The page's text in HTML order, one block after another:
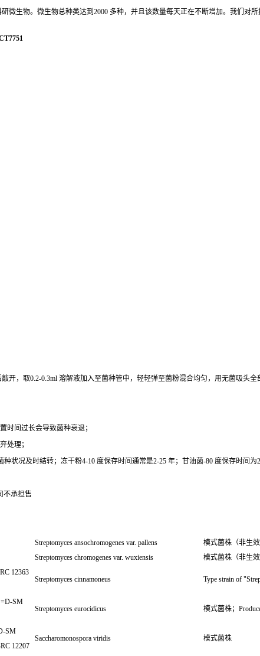
微生物。微生物总种类达到2000 多种，并且该数量每天正在不断增加。我们对所
开，取0.2-0.3ml 溶解液加入至菌种管中，轻轻弹至菌粉混合均匀，用无菌吸头
时间过长会导致菌种衰退；
处理；
状况及时结转；冻干粉4-10 度保存时间通常是2-25 年；甘油菌-80 度保存时间为
不承担售
Streptomyces ansochromogenes var. pallens
模式菌株（非生
Streptomyces chromogenes var. wuxiensis
模式菌株（非生
12363
Streptomyces cinnamoneus Type strain of
=D-SM
Streptomyces eurocidicus 模式菌株；
SM
12207
Saccharomonospora viridis 模式菌株